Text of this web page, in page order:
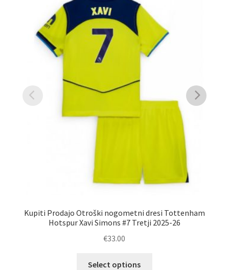
Kupiti Prodajo Otroški nogometni dresi Tottenham
Hotspur Xavi Simons #7 Tretji 2025-26
€33.00
Select options